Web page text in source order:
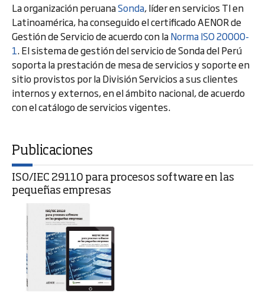
La organización peruanaSonda, líder en servicios TI en
Latinoamérica, ha conseguido el certificado AENOR de
Gestión de Servicio de acuerdo con laNorma ISO 20000-
1. El sistema de gestión del servicio de Sonda del Perú
soporta la prestación de mesa de servicios y soporte en
sitio provistos por la División Servicios a sus clientes
internos y externos, en el ámbito nacional, de acuerdo
con el catálogo de servicios vigentes.
Publicaciones
ISO/IEC 29110 para procesos software en las
pequeñas empresas